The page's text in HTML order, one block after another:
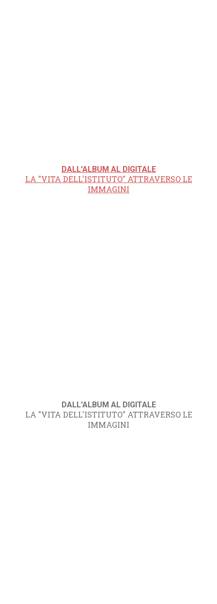
DALL'ALBUM AL DIGITALE
LA "VITA DELL'ISTITUTO" ATTRAVERSO LE
IMMAGINI
DALL'ALBUM AL DIGITALE
LA "VITA DELL'ISTITUTO" ATTRAVERSO LE
IMMAGINI